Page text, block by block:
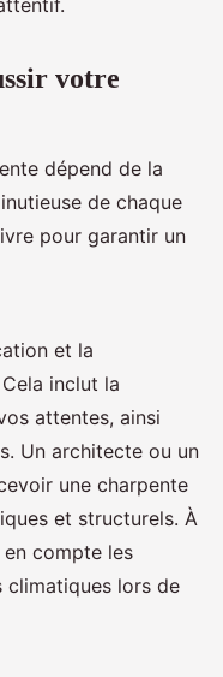
votre
dépend de la
de chaque
pour garantir un
et la
inclut la
attentes, ainsi
Un architecte ou un
une charpente
et structurels. À
compte les
climatiques lors de